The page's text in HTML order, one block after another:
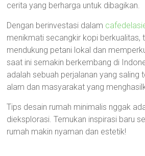
cerita yang berharga untuk dibagikan.
Dengan berinvestasi dalam
menikmati secangkir kopi berkualitas,
mendukung petani lokal dan
saat ini semakin berkembang di
adalah sebuah perjalanan yang saling
alam dan masyarakat yang
Tips desain rumah minimalis nggak
dieksplorasi. Temukan inspirasi baru
rumah makin nyaman dan estetik!